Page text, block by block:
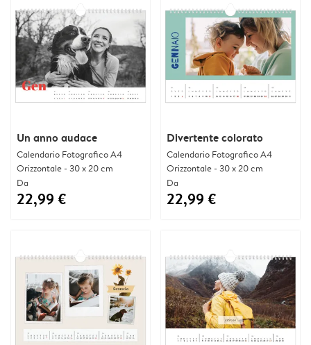
Un anno audace
Calendario Fotografico A4
Orizzontale - 30 x 20 cm
Da
22,99 €
Divertente colorato
Calendario Fotografico A4
Orizzontale - 30 x 20 cm
Da
22,99 €